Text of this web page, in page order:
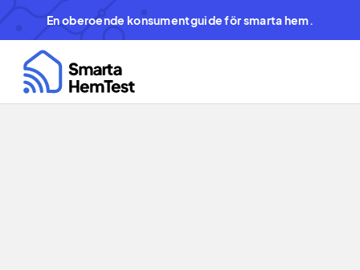
En oberoende konsumentguide för smarta hem.